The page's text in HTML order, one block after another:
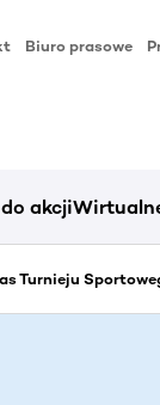
Biuro prasowe
do akcji
Turnieju